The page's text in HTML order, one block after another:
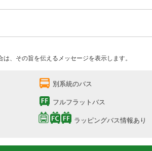
、その旨を伝えるメッセージを表示します。
別系統のバス
フルフラットバス
ラッピングバス情報あり